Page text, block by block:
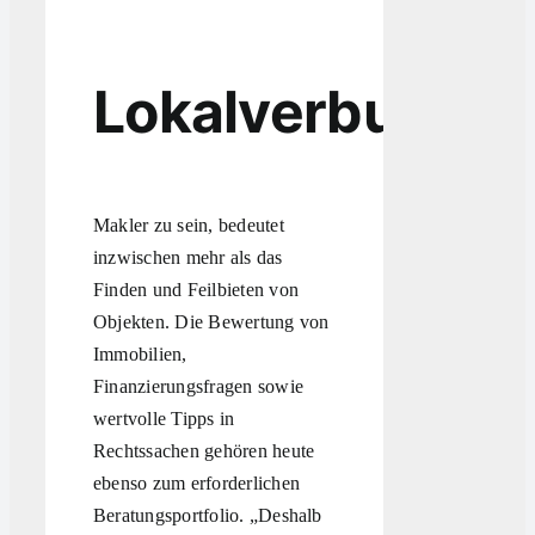
Makler zu sein, bedeutet
inzwischen mehr als das
Finden und Feilbieten von
Objekten. Die Bewertung von
Immobilien,
Finanzierungsfragen sowie
wertvolle Tipps in
Rechtssachen gehören heute
ebenso zum erforderlichen
Beratungsportfolio. „Deshalb